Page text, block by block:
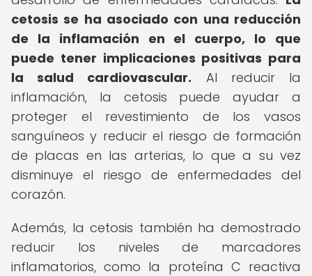
cetosis se ha asociado con una reducción
de la inflamación en el cuerpo, lo que
puede tener implicaciones positivas para
la salud cardiovascular. Al reducir la
inflamación, la cetosis puede ayudar a
proteger el revestimiento de los vasos
sanguíneos y reducir el riesgo de formación
de placas en las arterias, lo que a su vez
disminuye el riesgo de enfermedades del
corazón.
Además, la cetosis también ha demostrado
reducir los niveles de marcadores
inflamatorios, como la proteína C reactiva